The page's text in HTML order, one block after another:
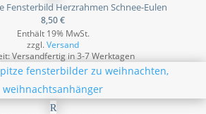
Fensterbild Herzrahmen Schnee-Eulen
8,50€
Enthält 19% MwSt.
zzgl.Versand
Versandfertig in 3-7 Werktagen